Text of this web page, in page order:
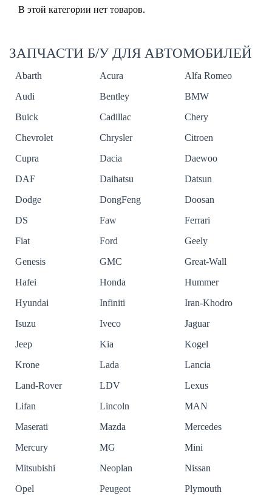
В этой категории нет товаров.
ЗАПЧАСТИ Б/У ДЛЯ АВТОМОБИЛЕЙ
Abarth Acura
Alfa Romeo
Audi
Bentley
BMW
Buick
Cadillac
Chery
Chevrolet
Chrysler
Citroen
Cupra
Dacia
Daewoo
DAF
Daihatsu
Datsun
Dodge
DongFeng
Doosan
DS
Faw
Ferrari
Fiat
Ford
Geely
Genesis
GMC
Great-Wall
Hafei
Honda
Hummer
Hyundai
Infiniti
Iran-Khodro
Isuzu
Iveco
Jaguar
Jeep
Kia
Kogel
Krone
Lada
Lancia
Land-Rover
LDV
Lexus
Lifan
Lincoln
MAN
Maserati
Mazda
Mercedes
Mercury
MG
Mini
Mitsubishi
Neoplan
Nissan
Opel
Peugeot
Plymouth